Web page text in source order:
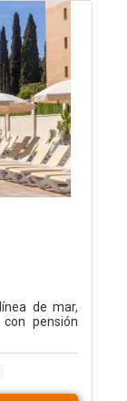
de mar,
pensión